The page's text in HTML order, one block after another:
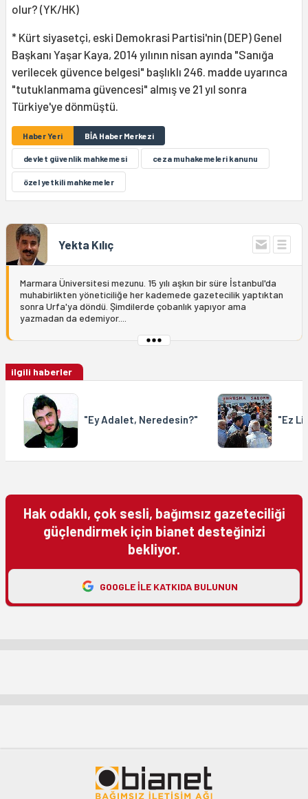
olur? (YK/HK)
* Kürt siyasetçi, eski Demokrasi Partisi'nin (DEP) Genel
Başkanı Yaşar Kaya, 2014 yılının nisan ayında "Sanığa
verilecek güvence belgesi" başlıklı 246. madde uyarınca
"tutuklanmama güvencesi" almış ve 21 yıl sonra
Türkiye'ye dönmüştü.
Haber Yeri BİA Haber Merkezi
devlet güvenlik mahkemesi ceza muhakemeleri kanunu
özel yetkili mahkemeler
Yekta Kılıç
Marmara Üniversitesi mezunu. 15 yılı aşkın bir süre İstanbul'da
muhabirlikten yöneticiliğe her kademede gazetecilik yaptıktan
sonra Urfa'ya döndü. Şimdilerde çobanlık yapıyor ama
yazmadan da edemiyor....
ilgili haberler
"Ey Adalet, Neredesin?" "Ez Li
Hak odaklı, çok sesli, bağımsız gazeteciliği
güçlendirmek için bianet desteğinizi
bekliyor.
GOOGLE ILE KATKIDA BULUNUN